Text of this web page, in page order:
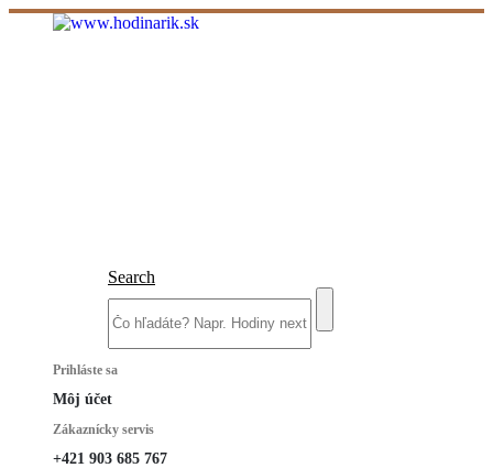
Search
Prihláste sa
Môj účet
Zákaznícky servis
+421 903 685 767